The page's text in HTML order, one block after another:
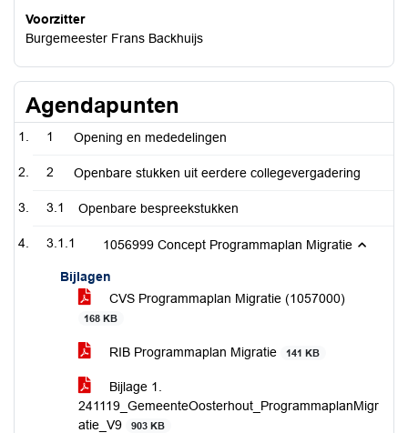
Voorzitter
Burgemeester Frans Backhuijs
Agendapunten
1 Opening en mededelingen
2 Openbare stukken uit eerdere collegevergadering
3.1 Openbare bespreekstukken
3.1.1 1056999 Concept Programmaplan Migratie
Bijlagen
CVS Programmaplan Migratie (1057000)
168 KB
RIB Programmaplan Migratie 141 KB
Bijlage 1.
241119_GemeenteOosterhout_ProgrammaplanMigr
atie_V9
903 KB